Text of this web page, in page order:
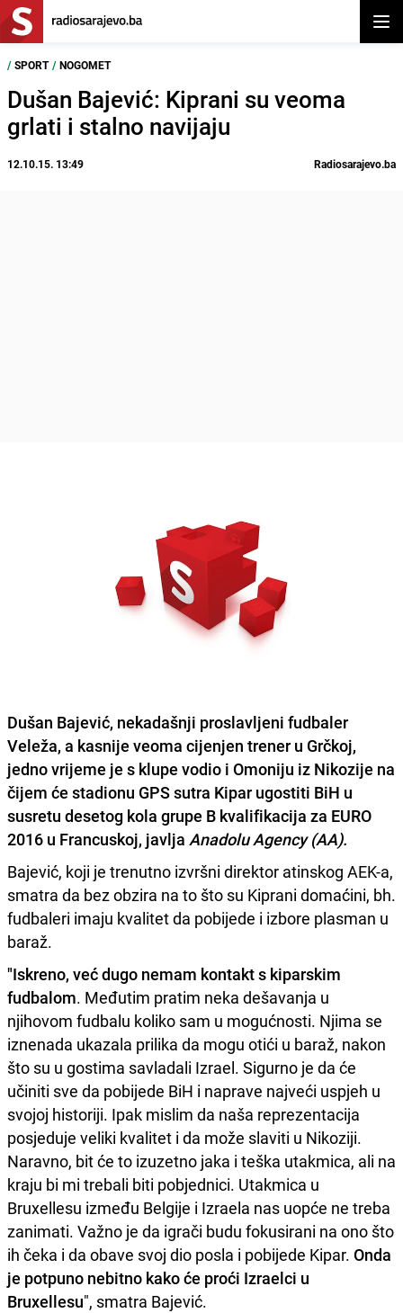
/ SPORT / NOGOMET
Dušan Bajević: Kiprani su veoma
grlati i stalno navijaju
12.10.15. 13:49 Radiosarajevo.ba
Dušan Bajević, nekadašnji proslavljeni fudbaler
Veleža, a kasnije veoma cijenjen trener u Grčkoj,
jedno vrijeme je s klupe vodio i Omoniju iz Nikozije na
čijem će stadionu GPS sutra Kipar ugostiti BiH u
susretu desetog kola grupe B kvalifikacija za EURO
2016 u Francuskoj, javlja Anadolu Agency (AA).
Bajević, koji je trenutno izvršni direktor atinskog AEK-a,
smatra da bez obzira na to što su Kiprani domaćini, bh.
fudbaleri imaju kvalitet da pobijede i izbore plasman u
baraž.
"Iskreno, već dugo nemam kontakt s kiparskim
fudbalom. Međutim pratim neka dešavanja u
njihovom fudbalu koliko sam u mogućnosti. Njima se
iznenada ukazala prilika da mogu otići u baraž, nakon
što su u gostima savladali Izrael. Sigurno je da će
učiniti sve da pobijede BiH i naprave najveći uspjeh u
svojoj historiji. Ipak mislim da naša reprezentacija
posjeduje veliki kvalitet i da može slaviti u Nikoziji.
Naravno, bit će to izuzetno jaka i teška utakmica, ali na
kraju bi mi trebali biti pobjednici. Utakmica u
Bruxellesu između Belgije i Izraela nas uopće ne treba
zanimati. Važno je da igrači budu fokusirani na ono što
ih čeka i da obave svoj dio posla i pobijede Kipar. Onda
je potpuno nebitno kako će proći Izraelci u
Bruxellesu", smatra Bajević.